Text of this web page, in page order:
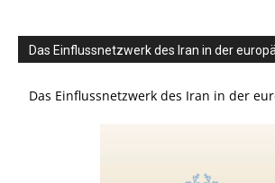
Das Einflussnetzwerk des Iran in der
Das Einflussnetzwerk des Iran in der